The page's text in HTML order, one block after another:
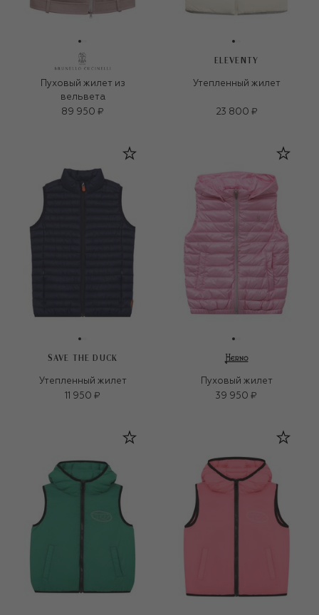
Пуховый жилет из
вельвета
89 950 ₽
ELEVENTY
Утепленный жилет
23 800 ₽
SAVE THE DUCK
Утепленный жилет
11 950 ₽
Пуховый жилет
39 950 ₽